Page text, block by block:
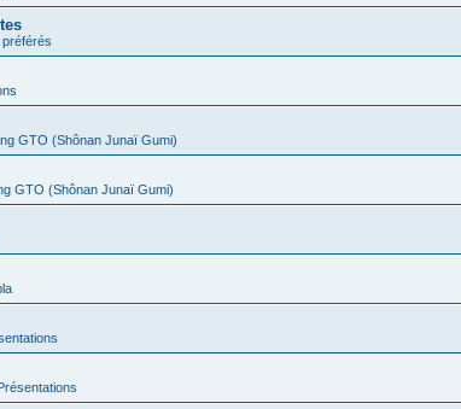
préférés
GTO (Shônan Junaï Gumi)
GTO (Shônan Junaï Gumi)